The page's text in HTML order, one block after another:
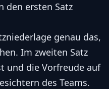
den ersten Satz
genau das,
Im zweiten Satz
und die Vorfreude auf
des Teams.